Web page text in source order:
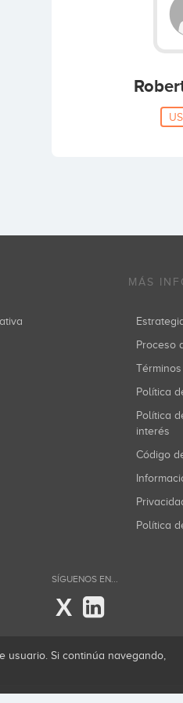
MÁS
Proceso
Política
Política de gestión de conflictos de
interés
Código
Política
SÍGUENOS EN...
X
usuario. Si continúa navegando,